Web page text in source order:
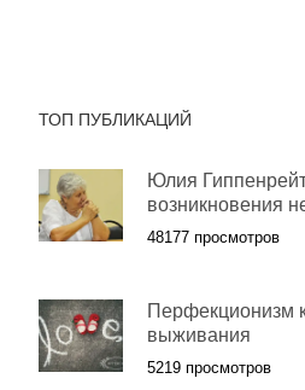
ТОП ПУБЛИКАЦИЙ
Юлия
возникновения
48177 просмотров
Перфекционизм
выживания
5219 просмотров